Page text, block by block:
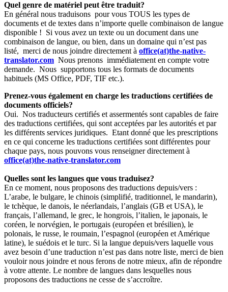
Quel genre de matériel peut être traduit?
En général nous traduisons pour vous TOUS les types de
documents et de textes dans n’importe quelle combinaison de langue
disponible ! Si vous avez un texte ou un document dans une
combinaison de langue, ou bien, dans un domaine qui n’est pas
listé, merci de nous joindre directement à office(at)the-native-
translator.com Nous prenons immédiatement en compte votre
demande. Nous supportons tous les formats de documents
habituels (MS Office, PDF, TIF etc.).
Prenez-vous également en charge les traductions certifiées de
documents officiels?
Oui. Nos traducteurs certifiés et assermentés sont capables de faire
des traductions certifiées, qui sont acceptées par les autorités et par
les différents services juridiques. Etant donné que les prescriptions
en ce qui concerne les traductions certifiées sont différentes pour
chaque pays, nous pouvons vous renseigner directement à
office(at)the-native-translator.com
Quelles sont les langues que vous traduisez?
En ce moment, nous proposons des traductions depuis/vers :
L’arabe, le bulgare, le chinois (simplifié, traditionnel, le mandarin),
le tchèque, le danois, le néerlandais, l’anglais (GB et USA), le
français, l’allemand, le grec, le hongrois, l’italien, le japonais, le
coréen, le norvégien, le portugais (européen et brésilien), le
polonais, le russe, le roumain, l’espagnol (européen et Amérique
latine), le suédois et le turc. Si la langue depuis/vers laquelle vous
avez besoin d’une traduction n’est pas dans notre liste, merci de bien
vouloir nous joindre et nous ferons de notre mieux, afin de répondre
à votre attente. Le nombre de langues dans lesquelles nous
proposons des traductions ne cesse de s’accroître.